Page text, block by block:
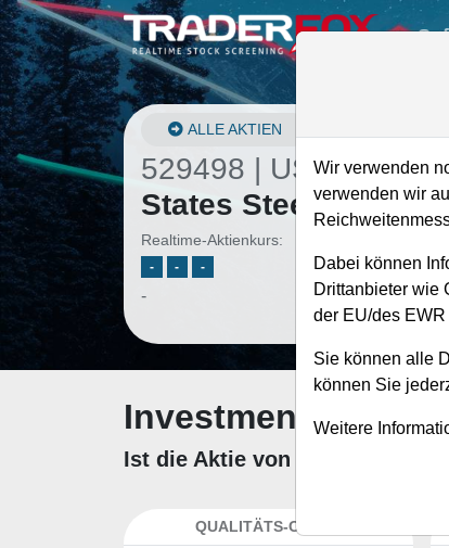
ALLE AKTIEN
529498 | USX1–
States Steel Aktie
Realtime-Aktienkurs:
- - -
-
Investment-
Ist die Aktie von United States
QUALITÄTS-CHECK
Wir verwenden
verwenden wir
Dabei können
Drittanbieter wie
der EU/des EWR
Sie können alle
können Sie
Weitere